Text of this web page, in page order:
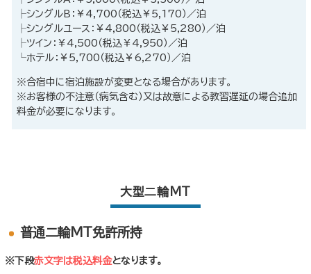
├シングルB：￥4,700（税込￥5,170）／泊
├シングルユース：￥4,800（税込￥5,280）／泊
├ツイン：￥4,500（税込￥4,950）／泊
└ホテル：￥5,700（税込￥6,270）／泊
※合宿中に宿泊施設が変更となる場合があります。
※お客様の不注意（病気含む）又は故意による教習遅延の場合追加
料金が必要になります。
大型二輪MT
普通二輪MT免許所持
※下段赤文字は税込料金となります。